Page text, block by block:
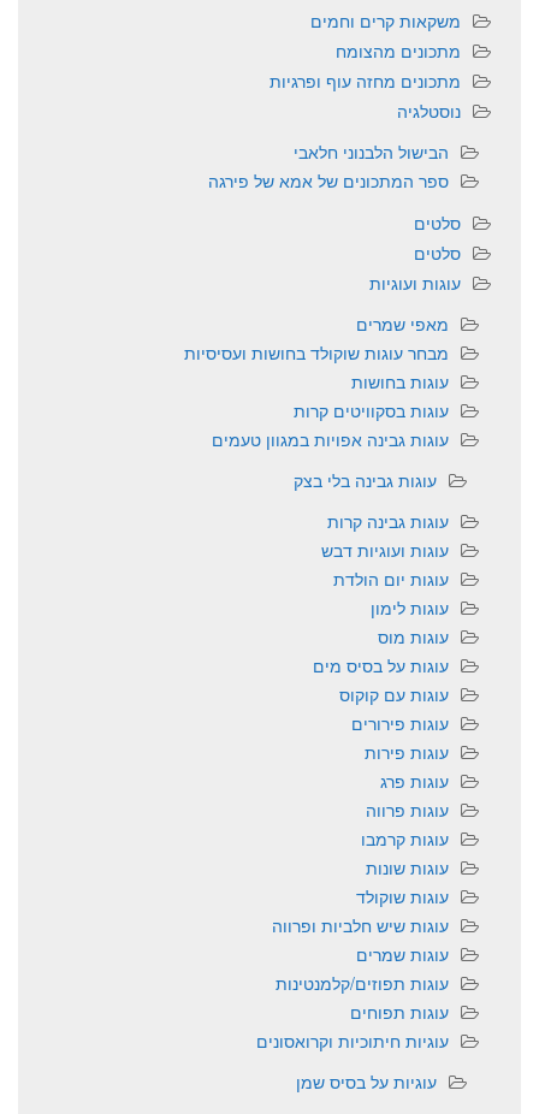
משקאות קרים וחמים
מתכונים מהצומח
מתכונים מחזה עוף ופרגיות
נוסטלגיה
הבישול הלבנוני חלאבי
ספר המתכונים של אמא של פירגה
סלטים
סלטים
עוגות ועוגיות
מאפי שמרים
מבחר עוגות שוקולד בחושות ועסיסיות
עוגות בחושות
עוגות בסקוויטים קרות
עוגות גבינה אפויות במגוון טעמים
עוגות גבינה בלי בצק
עוגות גבינה קרות
עוגות ועוגיות דבש
עוגות יום הולדת
עוגות לימון
עוגות מוס
עוגות על בסיס מים
עוגות עם קוקוס
עוגות פירורים
עוגות פירות
עוגות פרג
עוגות פרווה
עוגות קרמבו
עוגות שונות
עוגות שוקולד
עוגות שיש חלביות ופרווה
עוגות שמרים
עוגות תפוזים/קלמנטינות
עוגות תפוחים
עוגיות חיתוכיות וקרואסונים
עוגיות על בסיס שמן